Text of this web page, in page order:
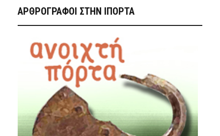
ΑΡΘΡΟΓΡΑΦΟΙ ΣΤΗΝ IΠΟΡΤΑ